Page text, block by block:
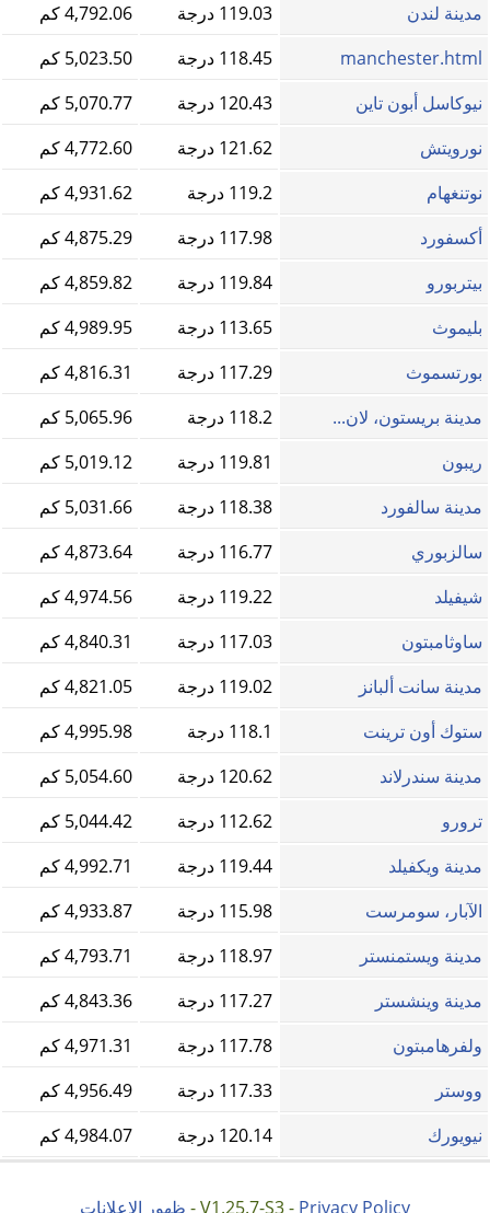
مدينة لندن
119.03 درجة
4,792.06 كم
manchester.html
118.45 درجة
5,023.50 كم
نيوكاسل أبون تاين
120.43 درجة
5,070.77 كم
نورويتش
121.62 درجة
4,772.60 كم
نوتنغهام
119.2 درجة
4,931.62 كم
أكسفورد
117.98 درجة
4,875.29 كم
بيتربورو
119.84 درجة
4,859.82 كم
بليموث
113.65 درجة
4,989.95 كم
بورتسموث
117.29 درجة
4,816.31 كم
مدينة بريستون، لان...
118.2 درجة
5,065.96 كم
ريبون
119.81 درجة
5,019.12 كم
مدينة سالفورد
118.38 درجة
5,031.66 كم
سالزبوري
116.77 درجة
4,873.64 كم
شيفيلد
119.22 درجة
4,974.56 كم
ساوثامبتون
117.03 درجة
4,840.31 كم
مدينة سانت ألبانز
119.02 درجة
4,821.05 كم
ستوك أون ترينت
118.1 درجة
4,995.98 كم
مدينة سندرلاند
120.62 درجة
5,054.60 كم
ترورو
112.62 درجة
5,044.42 كم
مدينة ويكفيلد
119.44 درجة
4,992.71 كم
الآبار، سومرست
115.98 درجة
4,933.87 كم
مدينة ويستمنستر
118.97 درجة
4,793.71 كم
مدينة وينشستر
117.27 درجة
4,843.36 كم
ولفرهامبتون
117.78 درجة
4,971.31 كم
ووستر
117.33 درجة
4,956.49 كم
نيويورك
120.14 درجة 4,984.07 كم
V1.25.7-S3 - Privacy Policy
- ظهور الاعلانات